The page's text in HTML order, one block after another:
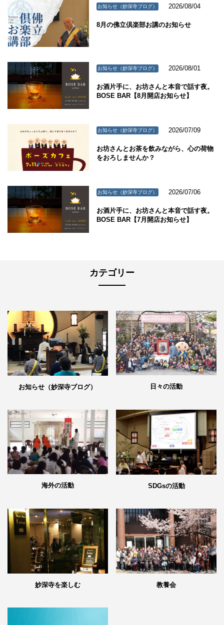
お知らせ（妙深寺ブログ） 2026/08/04
8月の佛立倶楽部お講のお知らせ
お知らせ（妙深寺ブログ） 2026/08/01
お酒片手に、お坊さんと本音で話す夜。
BOSE BAR【8月開店お知らせ】
お知らせ（妙深寺ブログ） 2026/07/09
お坊さんとお茶を飲みながら、心の荷物
をおろしませんか？
お知らせ（妙深寺ブログ） 2026/07/06
お酒片手に、お坊さんと本音で話す夜。
BOSE BAR【7月開店お知らせ】
カテゴリー
お知らせ（妙深寺ブログ） 日々の活動
海外の活動 SDGsの活動
妙深寺を楽しむ 教養会